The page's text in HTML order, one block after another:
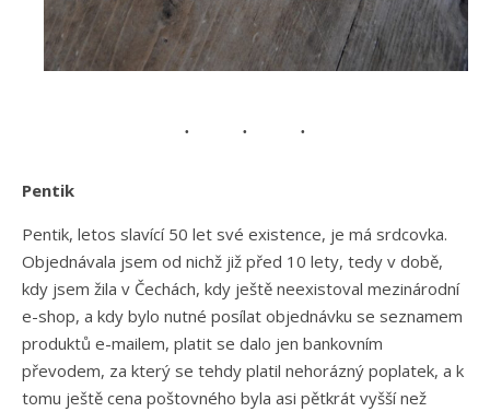
Pentik
Pentik, letos slavící 50 let své existence, je má srdcovka.
Objednávala jsem od nichž již před 10 lety, tedy v době,
kdy jsem žila v Čechách, kdy ještě neexistoval mezinárodní
e-shop, a kdy bylo nutné posílat objednávku se seznamem
produktů e-mailem, platit se dalo jen bankovním
převodem, za který se tehdy platil nehorázný poplatek, a k
tomu ještě cena poštovného byla asi pětkrát vyšší než